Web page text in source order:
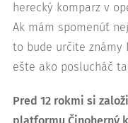
herecký komparz v
Ak mám spomenúť
to bude určite známy
ešte ako poslucháč
Pred 12 rokmi si